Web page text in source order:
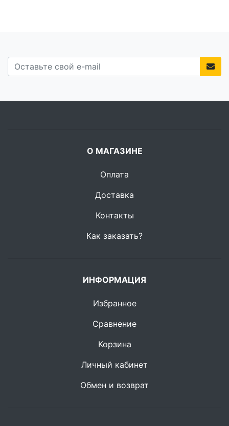
О МАГАЗИНЕ
Оплата
Доставка
Контакты
Как заказать?
ИНФОРМАЦИЯ
Избранное
Сравнение
Корзина
Личный кабинет
Обмен и возврат